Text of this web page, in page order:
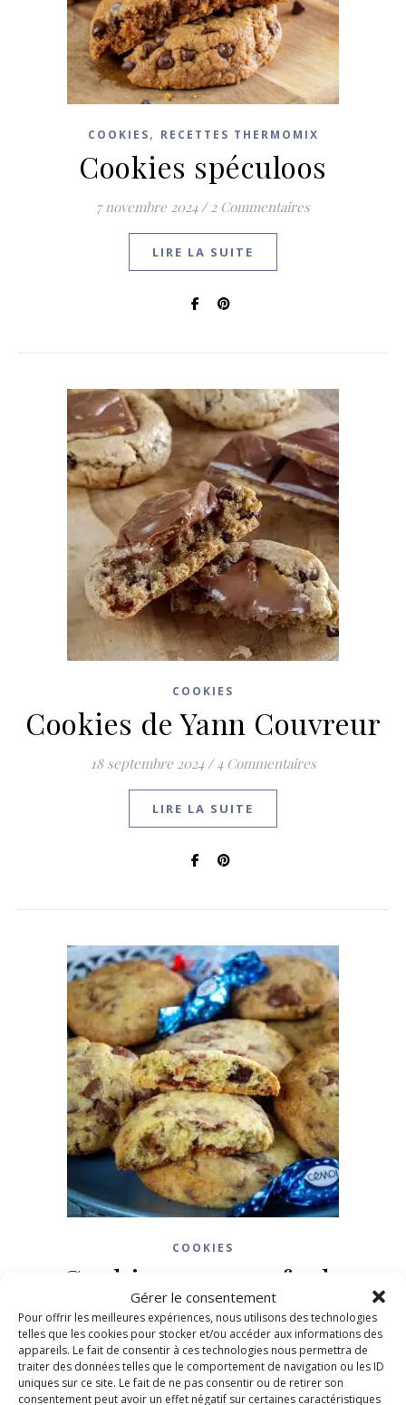
Gérer le consentement
Pour offrir les meilleures expériences, nous utilisons des technologies
telles que les cookies pour stocker et/ou accéder aux informations des
appareils. Le fait de consentir à ces technologies nous permettra de
traiter des données telles que le comportement de navigation ou les ID
uniques sur ce site. Le fait de ne pas consentir ou de retirer son
consentement peut avoir un effet négatif sur certaines caractéristiques
COOKIES, RECETTES THERMOMIX
Cookies spéculoos
7 novembre 2024 / 2 Commentaires
LIRE LA SUITE
COOKIES
Cookies de Yann Couvreur
18 septembre 2024 / 4 Commentaires
LIRE LA SUITE
COOKIES
Cookies aux oeufs de
Pâques
10 avril 2024 / 2 Commentaires
LIRE LA SUITE